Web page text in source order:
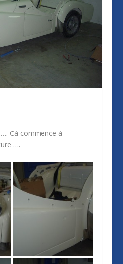
Cà commence à
….